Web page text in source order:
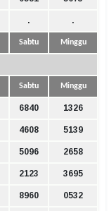
. .
Sabtu Minggu
Sabtu Minggu
6840 1326
4608 5139
5096 2658
2123 3695
8960 0532